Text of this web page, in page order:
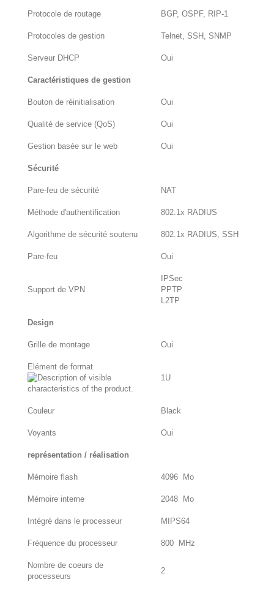
Protocole de routage BGP, OSPF, RIP-1
Protocoles de gestion Telnet, SSH, SNMP
Serveur DHCP Oui
Caractéristiques de gestion
Bouton de réinitialisation Oui
Qualité de service (QoS) Oui
Gestion basée sur le web Oui
Sécurité
Pare-feu de sécurité NAT
Méthode d'authentification 802.1x RADIUS
Algorithme de sécurité soutenu 802.1x RADIUS, SSH
Pare-feu Oui
Support de VPN
IPSec
PPTP
L2TP
Design
Grille de montage Oui
Elément de format
1U
Couleur Black
Voyants Oui
représentation / réalisation
Mémoire flash 4096 Mo
Mémoire interne 2048 Mo
Intégré dans le processeur MIPS64
Fréquence du processeur 800 MHz
Nombre de coeurs de
processeurs
2